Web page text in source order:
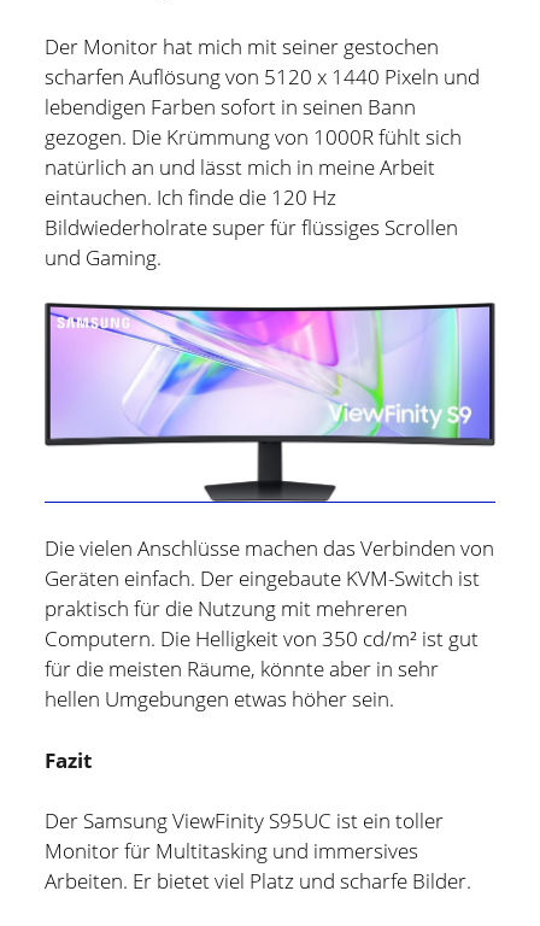
Haus, Wohnung und Garten (17)
Selbstmanagement (28)
Technik(9)
Tools und Tipps (61)
Inlineskaten(103)
Wer schreibt hier?
Holger Modler
Beruflich beschäftige ich mich mit User Experience und
Der Monitor hat mich mit seiner gestochen
scharfen Auflösung von 5120 x 1440 Pixeln und
lebendigen Farben sofort in seinen Bann
gezogen. Die Krümmung von 1000R fühlt sich
natürlich an und lässt mich in meine Arbeit
eintauchen. Ich finde die 120 Hz
Bildwiederholrate super für flüssiges Scrollen
und Gaming.
Die vielen Anschlüsse machen das Verbinden von
Geräten einfach. Der eingebaute KVM-Switch ist
praktisch für die Nutzung mit mehreren
Computern. Die Helligkeit von 350 cd/m² ist gut
für die meisten Räume, könnte aber in sehr
hellen Umgebungen etwas höher sein.
Fazit
Der Samsung ViewFinity S95UC ist ein toller
Monitor für Multitasking und immersives
Arbeiten. Er bietet viel Platz und scharfe Bilder.